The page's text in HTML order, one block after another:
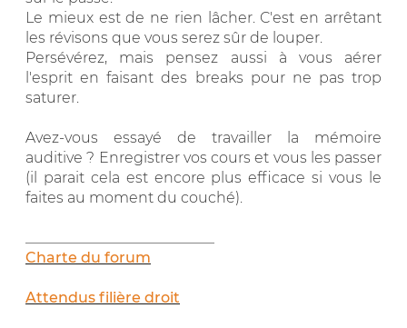
Le mieux est de ne rien lâcher. C'est en arrêtant
les révisons que vous serez sûr de louper.
Persévérez, mais pensez aussi à vous aérer
l'esprit en faisant des breaks pour ne pas trop
saturer.
Avez-vous essayé de travailler la mémoire
auditive ? Enregistrer vos cours et vous les passer
(il parait cela est encore plus efficace si vous le
faites au moment du couché).
Charte du forum
Attendus filière droit